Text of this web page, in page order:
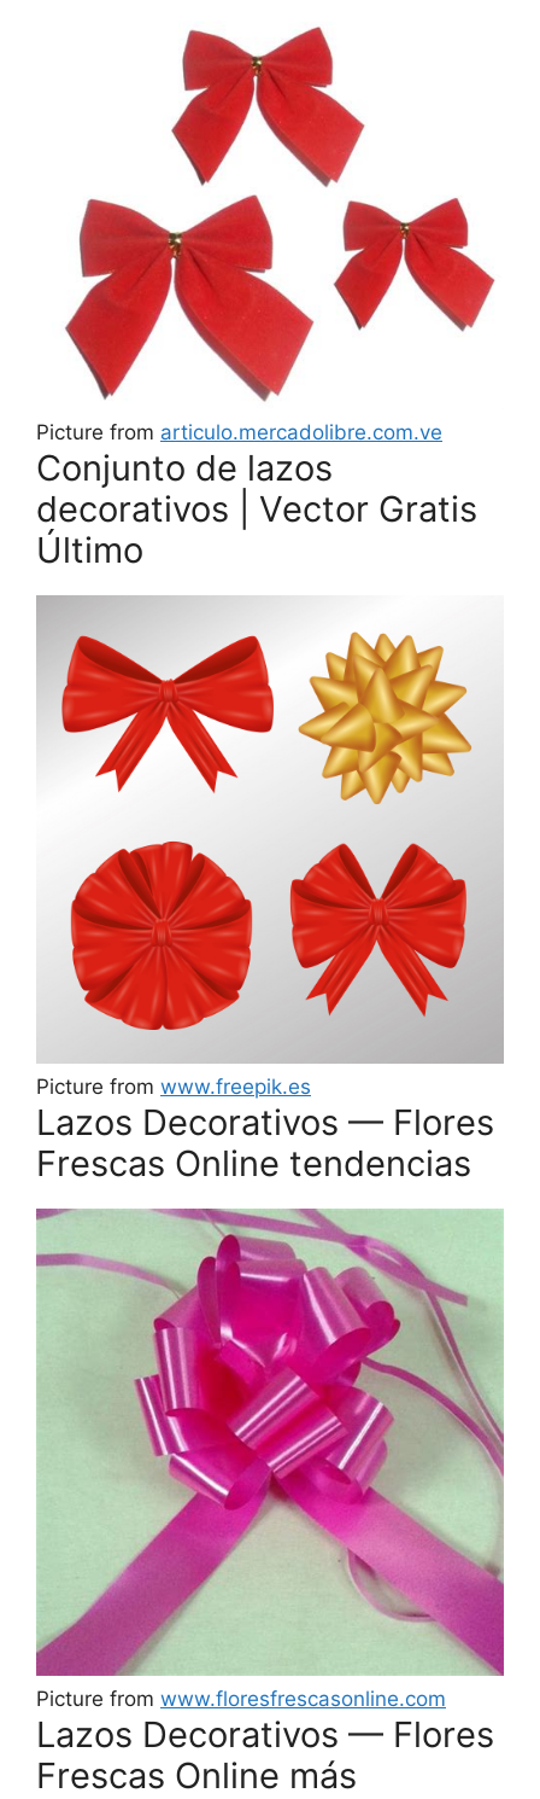
Picture from articulo.mercadolibre.com.ve
Conjunto de lazos
decorativos | Vector Gratis
Último
Picture from www.freepik.es
Lazos Decorativos — Flores
Frescas Online tendencias
Picture from www.floresfrescasonline.com
Lazos Decorativos — Flores
Frescas Online más